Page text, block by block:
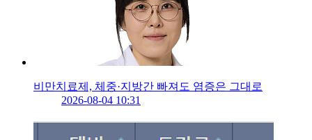
비만치료제, 체중·지방간 빠져도 염증은 그대로
2026-08-04 10:31